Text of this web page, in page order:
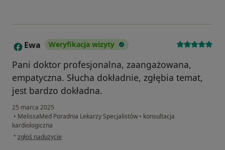
E Ewa Weryfikacja wizyty
Pani doktor profesjonalna, zaangażowana,
empatyczna. Słucha dokładnie, zgłębia temat,
jest bardzo dokładna.
25 marca 2025
• MelissaMed Poradnia Lekarzy Specjalistów • konsultacja
kardiologiczna
• w opinii użytkownika Ewa
zgłoś nadużycie